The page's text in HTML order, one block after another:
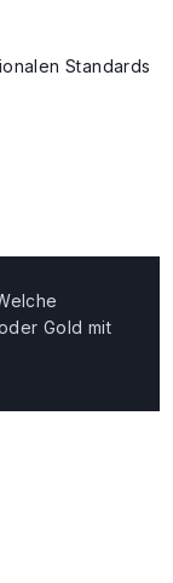
Standards
Gold mit